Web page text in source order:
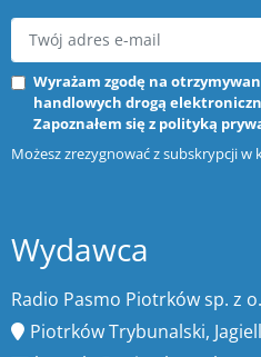
Wyrażam zgodę na
handlowych drogą
Zapoznałem się z polityką
Możesz zrezygnować z subskrypcji w
Wydawca
Radio Pasmo Piotrków sp. z
Piotrków Trybunalski,